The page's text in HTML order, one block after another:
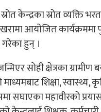
केन्द्रका स्रोत व्यक्ति
आयोजित कार्यक्रममा
हुन् ।
सोही क्षेत्रका ग्रामीण
शिक्षा, स्वास्थ्य,
सघाएका महावीरको